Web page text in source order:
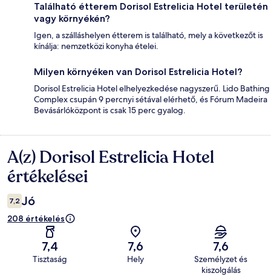
Található étterem Dorisol Estrelicia Hotel területén
vagy környékén?
Igen, a szálláshelyen étterem is található, mely a következőt is
kínálja: nemzetközi konyha ételei.
Milyen környéken van Dorisol Estrelicia Hotel?
Dorisol Estrelicia Hotel elhelyezkedése nagyszerű. Lido Bathing
Complex csupán 9 percnyi sétával elérhető, és Fórum Madeira
Bevásárlóközpont is csak 15 perc gyalog.
Értékelések
A(z) Dorisol Estrelicia Hotel
értékelései
7,2 Jó
208 értékelés
7,4
Tisztaság
7,6
Hely
7,6
Személyzet és
kiszolgálás